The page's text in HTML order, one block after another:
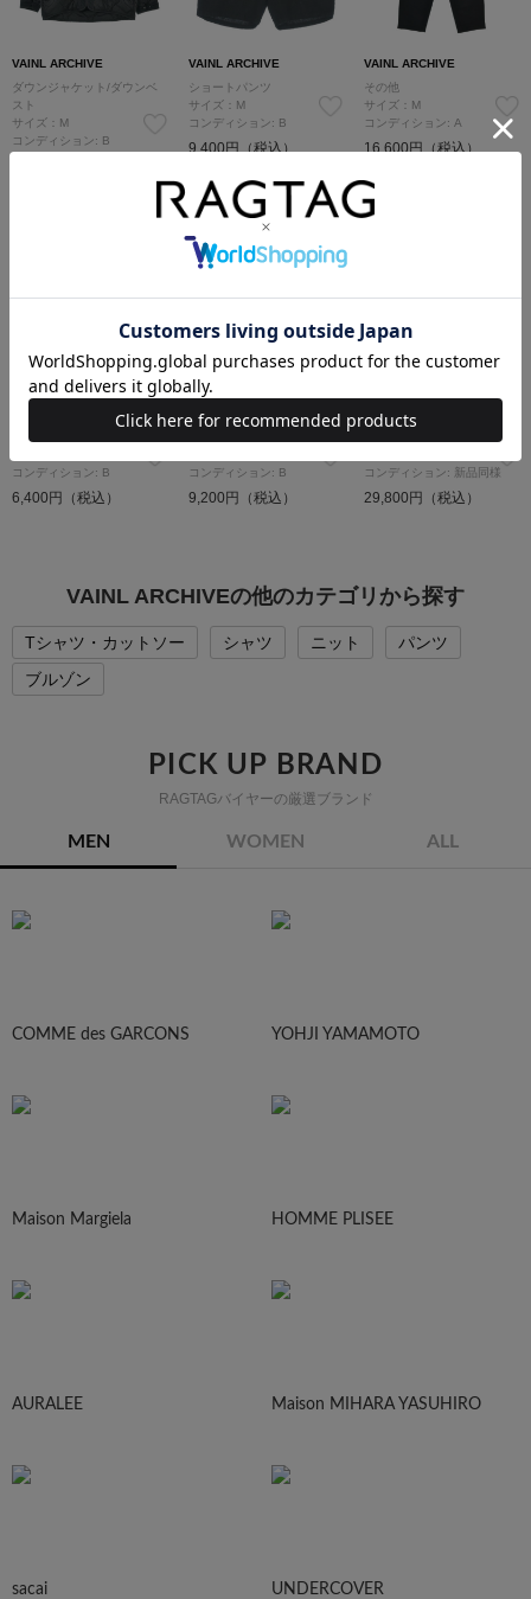
VAINL ARCHIVE
ダウンジャケット/ダウンベ
スト
サイズ：M
コンディション: B
VAINL ARCHIVE
ショートパンツ
サイズ：M
コンディション: B
9,400円（税込）
VAINL ARCHIVE
その他
サイズ：M
コンディション: A
16,600円（税込）
スウェット
コンディション: B
6,400円（税込）
VAINL ARCHIVE
コンディション: B
9,200円（税込）
VAINL ARCHIVE
コンディション: 新品同様
29,800円（税込）
VAINL ARCHIVEの他のカテゴリから探す
Tシャツ・カットソー シャツ ニット
パンツ
ブルゾン
PICK UP BRAND
RAGTAGバイヤーの厳選ブランド
MEN WOMEN ALL
COMME des GARCONS YOHJI YAMAMOTO
Maison Margiela HOMME PLISEE
AURALEE Maison MIHARA YASUHIRO
sacai UNDERCOVER